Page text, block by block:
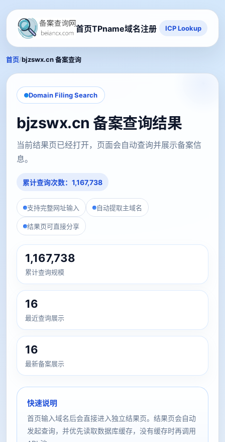
首页TPname域名注册 ICP Lookup
首页/bjzswx.cn 备案查询
Domain Filing Search
bjzswx.cn 备案查询结果
当前结果页已经打开，页面会自动查询并展示备案信
息。
累计查询次数：1,167,738
支持完整网址输入 自动提取主域名
结果页可直接分享
1,167,738
累计查询规模
16
最近查询展示
16
最新备案展示
快速说明
首页输入域名后会直接进入独立结果页。结果页会自动
发起查询，并优先读取数据库缓存，没有缓存时再调用